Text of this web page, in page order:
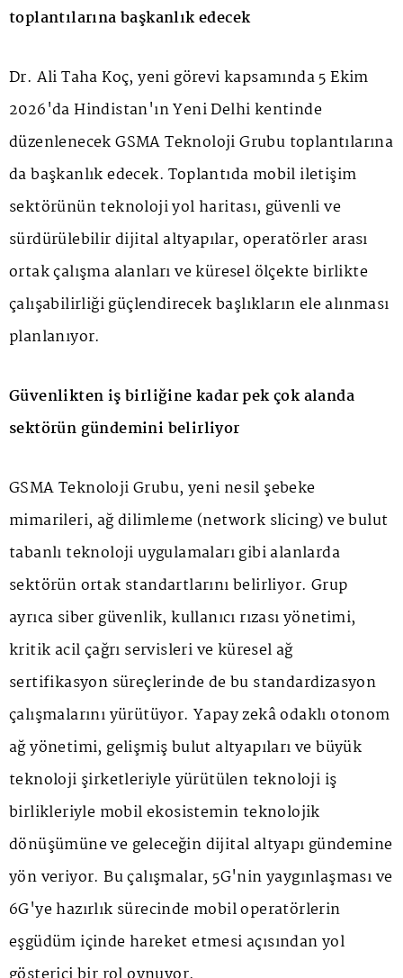
toplantılarına başkanlık edecek
Dr. Ali Taha Koç, yeni görevi kapsamında 5 Ekim
2026'da Hindistan'ın Yeni Delhi kentinde
düzenlenecek GSMA Teknoloji Grubu toplantılarına
da başkanlık edecek. Toplantıda mobil iletişim
sektörünün teknoloji yol haritası, güvenli ve
sürdürülebilir dijital altyapılar, operatörler arası
ortak çalışma alanları ve küresel ölçekte birlikte
çalışabilirliği güçlendirecek başlıkların ele alınması
planlanıyor.
Güvenlikten iş birliğine kadar pek çok alanda
sektörün gündemini belirliyor
GSMA Teknoloji Grubu, yeni nesil şebeke
mimarileri, ağ dilimleme (network slicing) ve bulut
tabanlı teknoloji uygulamaları gibi alanlarda
sektörün ortak standartlarını belirliyor. Grup
ayrıca siber güvenlik, kullanıcı rızası yönetimi,
kritik acil çağrı servisleri ve küresel ağ
sertifikasyon süreçlerinde de bu standardizasyon
çalışmalarını yürütüyor. Yapay zekâ odaklı otonom
ağ yönetimi, gelişmiş bulut altyapıları ve büyük
teknoloji şirketleriyle yürütülen teknoloji iş
birlikleriyle mobil ekosistemin teknolojik
dönüşümüne ve geleceğin dijital altyapı gündemine
yön veriyor. Bu çalışmalar, 5G'nin yaygınlaşması ve
6G'ye hazırlık sürecinde mobil operatörlerin
eşgüdüm içinde hareket etmesi açısından yol